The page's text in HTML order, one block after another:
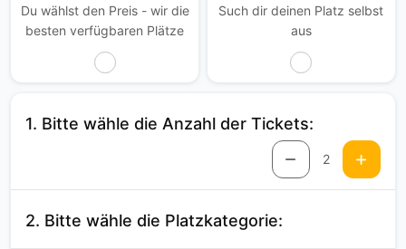
Du wählst den Preis - wir die
besten verfügbaren Plätze
Such dir deinen Platz selbst
aus
1. Bitte wähle die Anzahl der Tickets:
2
2. Bitte wähle die Platzkategorie: